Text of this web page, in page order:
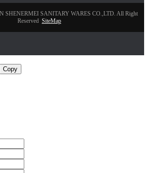
SHENERMEI SANITARY WARES CO.,LTD. All Right
Reserved SiteMap
Copy